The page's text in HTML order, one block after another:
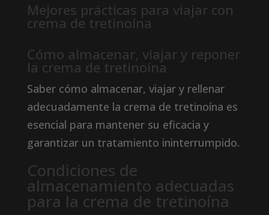
Mejores prácticas para viajar con
crema de tretinoína
Cómo almacenar, viajar y reponer
la crema de tretinoína
Saber cómo almacenar, viajar y rellenar
adecuadamente la crema de tretinoína es
esencial para mantener su eficacia y
garantizar un tratamiento ininterrumpido.
Condiciones de
almacenamiento adecuadas
para la crema de tretinoína